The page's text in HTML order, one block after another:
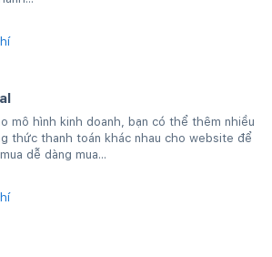
mô hình kinh doanh, bạn có thể thêm nhiều
thức thanh toán khác nhau cho website để
dễ dàng mua...